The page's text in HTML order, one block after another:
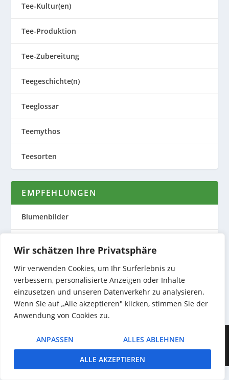
Wir schätzen Ihre Privatsphäre
Wir verwenden Cookies, um Ihr Surferlebnis zu
verbessern, personalisierte Anzeigen oder Inhalte
einzusetzen und unseren Datenverkehr zu analysieren.
Wenn Sie auf „Alle akzeptieren" klicken, stimmen Sie der
Anwendung von Cookies zu.
ANPASSEN ALLES ABLEHNEN
ALLE AKZEPTIEREN
Tee-Kultur(en)
Tee-Produktion
Tee-Zubereitung
Teegeschichte(n)
Teeglossar
Teemythos
Teesorten
EMPFEHLUNGEN
Blumenbilder
Nature to Print
Preiswerte Produktfotos
Entworfen vonElegant Themes | Unterstützt vonWordPress
Not found